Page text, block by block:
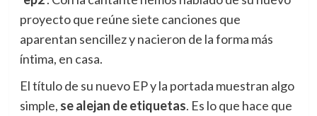
proyecto que reúne siete canciones que
aparentan sencillez y nacieron de la forma más
íntima, en casa.
El título de su nuevo EP y la portada muestran algo
simple, se alejan de etiquetas. Es lo que hace que